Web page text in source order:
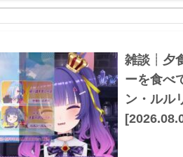
雑談┊夕
ーを食べ
ン・ルル